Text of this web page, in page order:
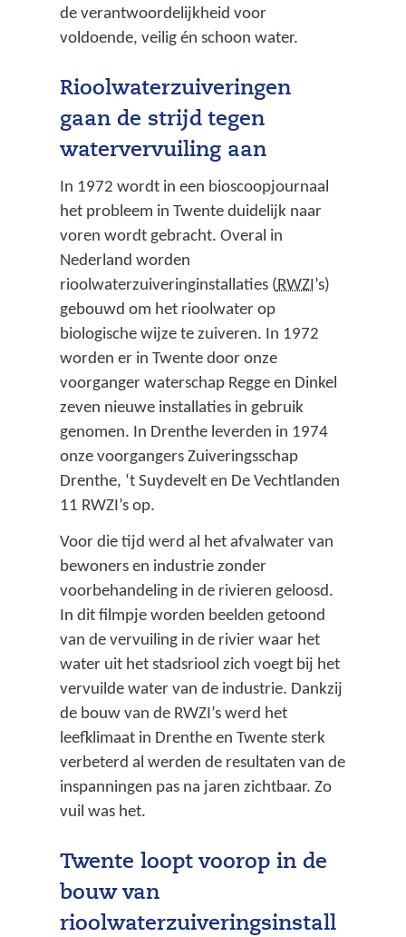
de verantwoordelijkheid voor
voldoende, veilig én schoon water.
Rioolwaterzuiveringen
gaan de strijd tegen
watervervuiling aan
In 1972 wordt in een bioscoopjournaal
het probleem in Twente duidelijk naar
voren wordt gebracht. Overal in
Nederland worden
rioolwaterzuiveringinstallaties ( RWZI (
i
o
w
t
’s)
gebouwd om het rioolwater op
biologische wijze te zuiveren. In 1972
worden er in Twente door onze
voorganger waterschap Regge en Dinkel
zeven nieuwe installaties in gebruik
genomen. In Drenthe leverden in 1974
onze voorgangers Zuiveringsschap
Drenthe, ‘t Suydevelt en De Vechtlanden
11 RWZI’s op.
Voor die tijd werd al het afvalwater van
bewoners en industrie zonder
voorbehandeling in de rivieren geloosd.
In dit filmpje worden beelden getoond
van de vervuiling in de rivier waar het
water uit het stadsriool zich voegt bij het
vervuilde water van de industrie. Dankzij
de bouw van de RWZI’s werd het
leefklimaat in Drenthe en Twente sterk
verbeterd al werden de resultaten van de
inspanningen pas na jaren zichtbaar. Zo
vuil was het.
Twente loopt voorop in de
bouw van
rioolwaterzuiveringsinstall